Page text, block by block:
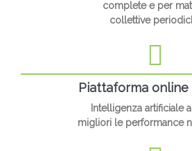
complete e per
collettive
Piattaforma online
Intelligenza artificiale
migliori le performance